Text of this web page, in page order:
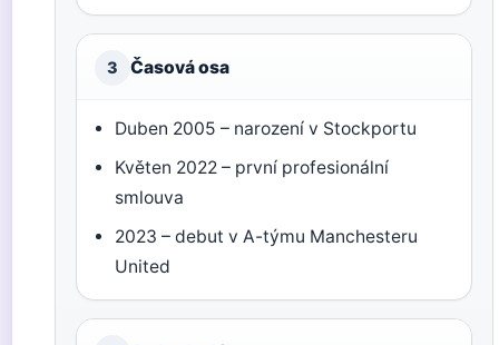
3 Časová osa
Duben 2005 – narození v Stockportu
Květen 2022 – první profesionální
smlouva
2023 – debut v A-týmu Manchesteru
United